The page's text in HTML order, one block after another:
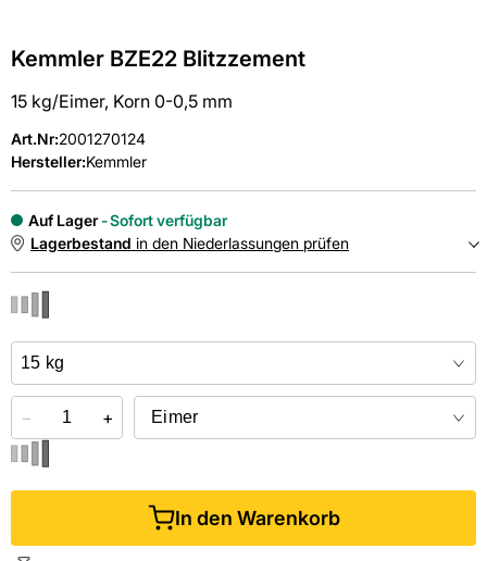
Kemmler BZE22 Blitzzement
15 kg/Eimer, Korn 0-0,5 mm
Art.Nr:2001270124
Hersteller:Kemmler
Auf Lager
Sofort verfügbar
Lagerbestand in den Niederlassungen prüfen
− +
In den Warenkorb